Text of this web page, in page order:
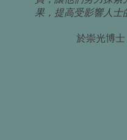
果，提高受影響人士
於崇光博士